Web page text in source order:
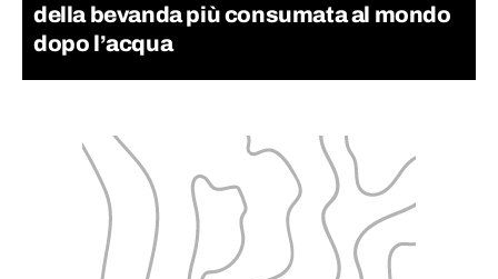
della bevanda più consumata al mondo
dopo l’acqua